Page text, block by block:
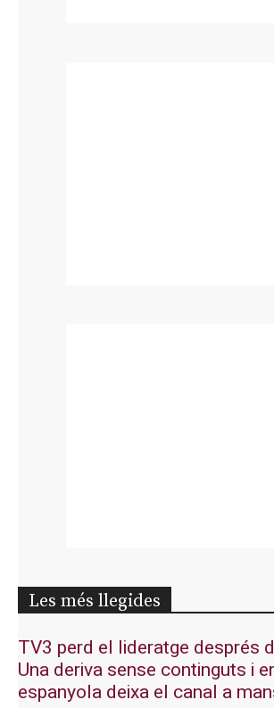
Les més llegides
TV3 perd el lideratge després
Una deriva sense continguts i
espanyola deixa el canal a